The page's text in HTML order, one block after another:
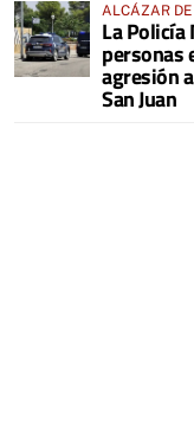
ALCÁZAR
La Policía
personas
agresión
San Juan